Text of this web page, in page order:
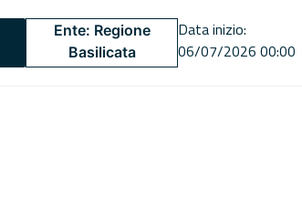
Ente: Regione
Basilicata
Data inizio:
06/07/2026 00:00